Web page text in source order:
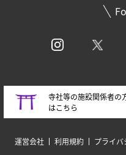
寺社等の施設関係者の
はこちら
運営会社 利用規約 プライバ